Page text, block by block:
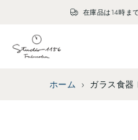
在庫品は14時ま
ホーム › ガラス食器